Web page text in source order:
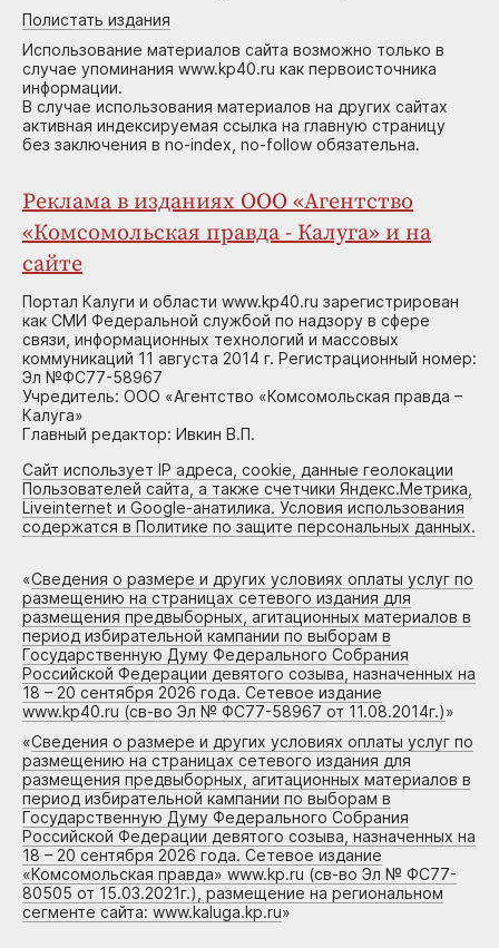
Полистать издания
Использование материалов сайта возможно только в
случае упоминания www.kp40.ru как первоисточника
информации.
В случае использования материалов на других сайтах
активная индексируемая ссылка на главную страницу
без заключения в no-index, no-follow обязательна.
Реклама в изданиях ООО «Агентство
«Комсомольская правда - Калуга» и на
сайте
Портал Калуги и области www.kp40.ru зарегистрирован
как СМИ Федеральной службой по надзору в сфере
связи, информационных технологий и массовых
коммуникаций 11 августа 2014 г. Регистрационный номер:
Эл №ФС77-58967
Учредитель: ООО «Агентство «Комсомольская правда –
Калуга»
Главный редактор: Ивкин В.П.
Сайт использует IP адреса, cookie, данные геолокации
Пользователей сайта, а также счетчики Яндекс.Метрика,
Liveinternet и Google-анатилика. Условия использования
содержатся в Политике по защите персональных данных.
«Сведения о размере и других условиях оплаты услуг по
размещению на страницах сетевого издания для
размещения предвыборных, агитационных материалов в
период избирательной кампании по выборам в
Государственную Думу Федерального Собрания
Российской Федерации девятого созыва, назначенных на
18 – 20 сентября 2026 года. Сетевое издание
www.kp40.ru (св-во Эл № ФС77-58967 от 11.08.2014г.)»
«Сведения о размере и других условиях оплаты услуг по
размещению на страницах сетевого издания для
размещения предвыборных, агитационных материалов в
период избирательной кампании по выборам в
Государственную Думу Федерального Собрания
Российской Федерации девятого созыва, назначенных на
18 – 20 сентября 2026 года. Сетевое издание
«Комсомольская правда» www.kp.ru (св-во Эл № ФС77-
80505 от 15.03.2021г.), размещение на региональном
сегменте сайта: www.kaluga.kp.ru»